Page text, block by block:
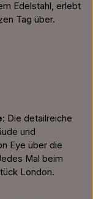
Edelstahl, erlebt
Tag über.
: Die detailreiche
und
Eye über die
Mal beim
London.